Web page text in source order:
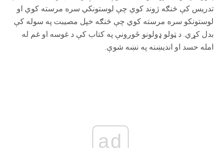
تدریس کې څنګه ژوند کوي چې لوستونکي سره مرسته کوي او
لوستونکو سره مرسته کوي چې څنګه خپل مصیبت په سوله کې
بدل کړي. د ټولو ډولونو ځورونې په کتاب کې د غوسه او غم له
امله حسد او اندیښنه په نښه شوې.
ad